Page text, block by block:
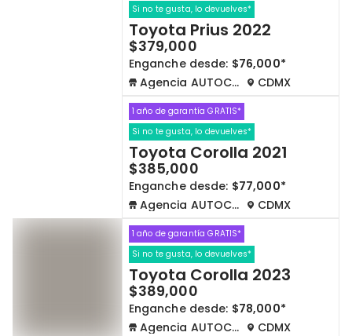
Si no te gusta, lo devuelves*
Toyota Prius 2022
$379,000
Enganche desde: $76,000*
Agencia AUTOCOM
CDMX
1 año de garantía GRATIS*
Si no te gusta, lo devuelves*
Toyota Corolla 2021
$385,000
Enganche desde: $77,000*
Agencia AUTOCOM
CDMX
1 año de garantía GRATIS*
Si no te gusta, lo devuelves*
Toyota Corolla 2023
$389,000
Enganche desde: $78,000*
Agencia AUTOCOM
CDMX